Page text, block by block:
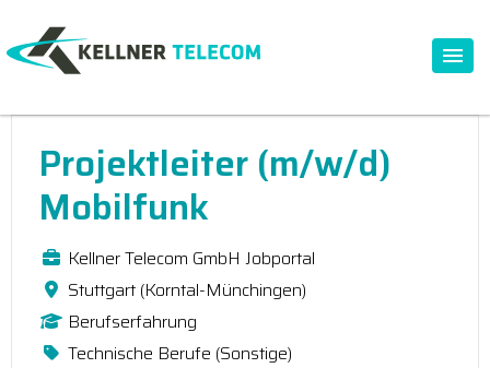
Projektleiter (m/w/d)
Mobilfunk
Kellner Telecom GmbH Jobportal
Stuttgart (Korntal-Münchingen)
Berufserfahrung
Technische Berufe (Sonstige)